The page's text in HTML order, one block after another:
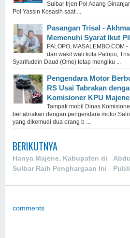
Sulbar Irjen Pol Adang
Pol Yassin Kosasih saat ...
Pasangan Trisal -
Memenuhi Syarat Ikut
PALOPO, MASALEMBO.COM
dan wakil wali kota Palopo,
Syarifuddin Daud (Ome) tetap mengiku ...
Pengendara Motor
RS Usai Tabrakan
Komisioner KPU Majene
Tampak mobil Dinas
bertabrakan dengan pengendara motor
yang dikemudi dua orang b ...
BERIKUTNYA
Hanya Majene, Kabupaten di
Sulbar Raih Penghargaan Ini
comments